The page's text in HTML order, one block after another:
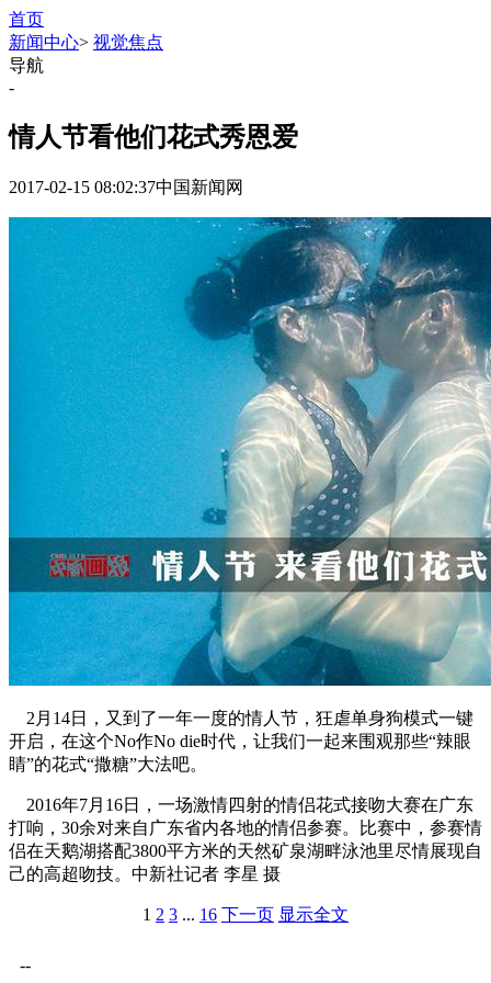
首页
新闻中心> 视觉焦点
导航
-
情人节看他们花式秀恩爱
2017-02-15 08:02:37中国新闻网
2月14日，又到了一年一度的情人节，狂虐单身狗模式一键
开启，在这个No作No die时代，让我们一起来围观那些“辣眼
睛”的花式“撒糖”大法吧。
2016年7月16日，一场激情四射的情侣花式接吻大赛在广东
打响，30余对来自广东省内各地的情侣参赛。比赛中，参赛情
侣在天鹅湖搭配3800平方米的天然矿泉湖畔泳池里尽情展现自
己的高超吻技。中新社记者 李星 摄
1 2 3 ... 16 下一页 显示全文
--